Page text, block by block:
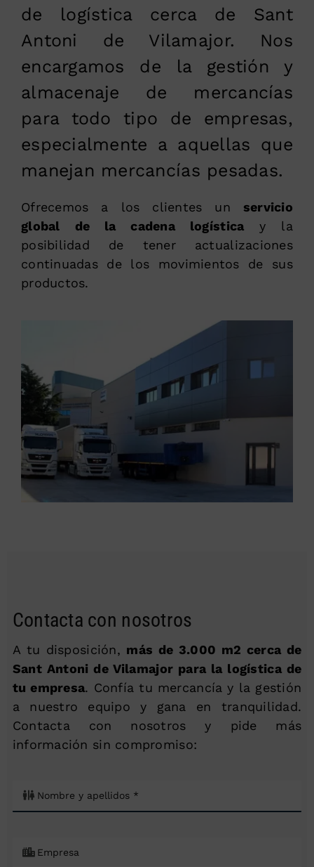
de logística cerca de Sant
Antoni de Vilamajor. Nos
encargamos de la gestión y
almacenaje de mercancías
para todo tipo de empresas,
especialmente a aquellas que
manejan mercancías pesadas.
Ofrecemos a los clientes un servicio
global de la cadena logística y la
posibilidad de tener actualizaciones
continuadas de los movimientos de sus
productos.
Contacta con nosotros
A tu disposición, más de 3.000 m2 cerca de
Sant Antoni de Vilamajor para la logística de
tu empresa. Confía tu mercancía y la gestión
a nuestro equipo y gana en tranquilidad.
Contacta con nosotros y pide más
información sin compromiso: